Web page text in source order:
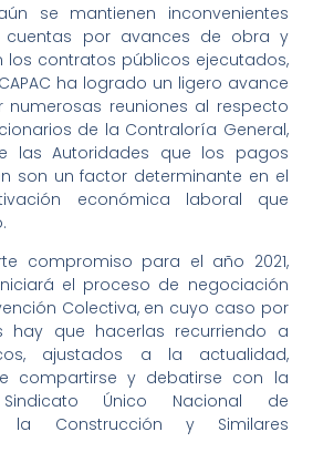
se mantienen inconvenientes
por avances de obra y
los contratos públicos ejecutados,
ha logrado un ligero avance
reuniones al respecto
de la Contraloría General,
las Autoridades que los pagos
son un factor determinante en el
económica laboral que
compromiso para el año 2021,
el proceso de negociación
Colectiva, en cuyo caso por
hay que hacerlas recurriendo a
ajustados a la actualidad,
compartirse y debatirse con la
Único Nacional de
la Construcción y Similares